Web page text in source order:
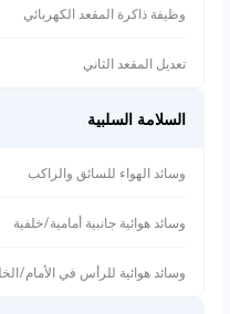
وظيفة ذاكرة المقعد الكهربائي
تعديل المقعد الثاني
السلامة السلبية
وسائد الهواء للسائق والراكب
وسائد هوائية جانبية أمامية/خلفية
وسائد هوائية للرأس في الأمام/